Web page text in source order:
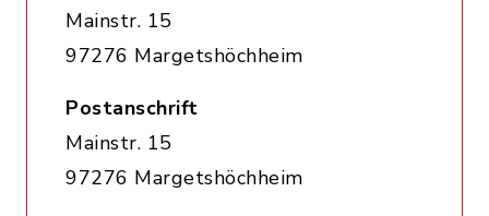
Mainstr. 15
97276 Margetshöchheim
Postanschrift
Mainstr. 15
97276 Margetshöchheim